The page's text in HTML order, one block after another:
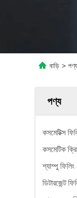
বাড়ি > পণ্য
পণ্য
কসমেটিক্স
কসমেটিক
শ্যাম্পু ফিলিং
ডিটারজেন্ট